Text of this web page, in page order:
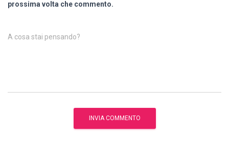
prossima volta che commento.
A cosa stai pensando?